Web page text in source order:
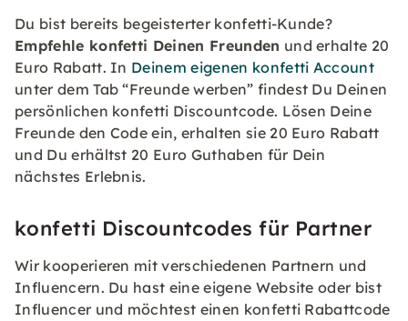
Du bist bereits begeisterter konfetti-Kunde?
Empfehle konfetti Deinen Freunden und erhalte 20
Euro Rabatt. In Deinem eigenen konfetti Account
unter dem Tab “Freunde werben” findest Du Deinen
persönlichen konfetti Discountcode. Lösen Deine
Freunde den Code ein, erhalten sie 20 Euro Rabatt
und Du erhältst 20 Euro Guthaben für Dein
nächstes Erlebnis.
konfetti Discountcodes für Partner
Wir kooperieren mit verschiedenen Partnern und
Influencern. Du hast eine eigene Website oder bist
Influencer und möchtest einen konfetti Rabattcode